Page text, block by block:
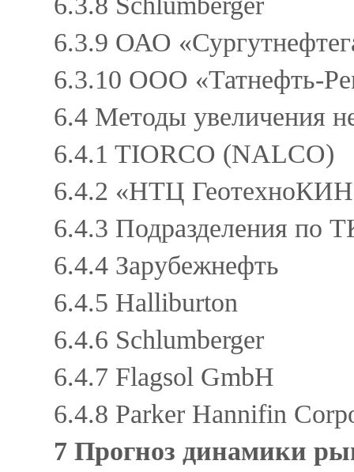
6.3.9 ОАО
6.3.10 ООО «Татнефть-
6.4 Методы увеличения
6.4.1 TIORCO (NALCO)
6.4.2 «НТЦ
6.4.3 Подразделения по
6.4.4 Зарубежнефть
6.4.5 Halliburton
6.4.6 Schlumberger
6.4.7 Flagsol GmbH
6.4.8 Parker Hannifin
7 Прогноз динамики